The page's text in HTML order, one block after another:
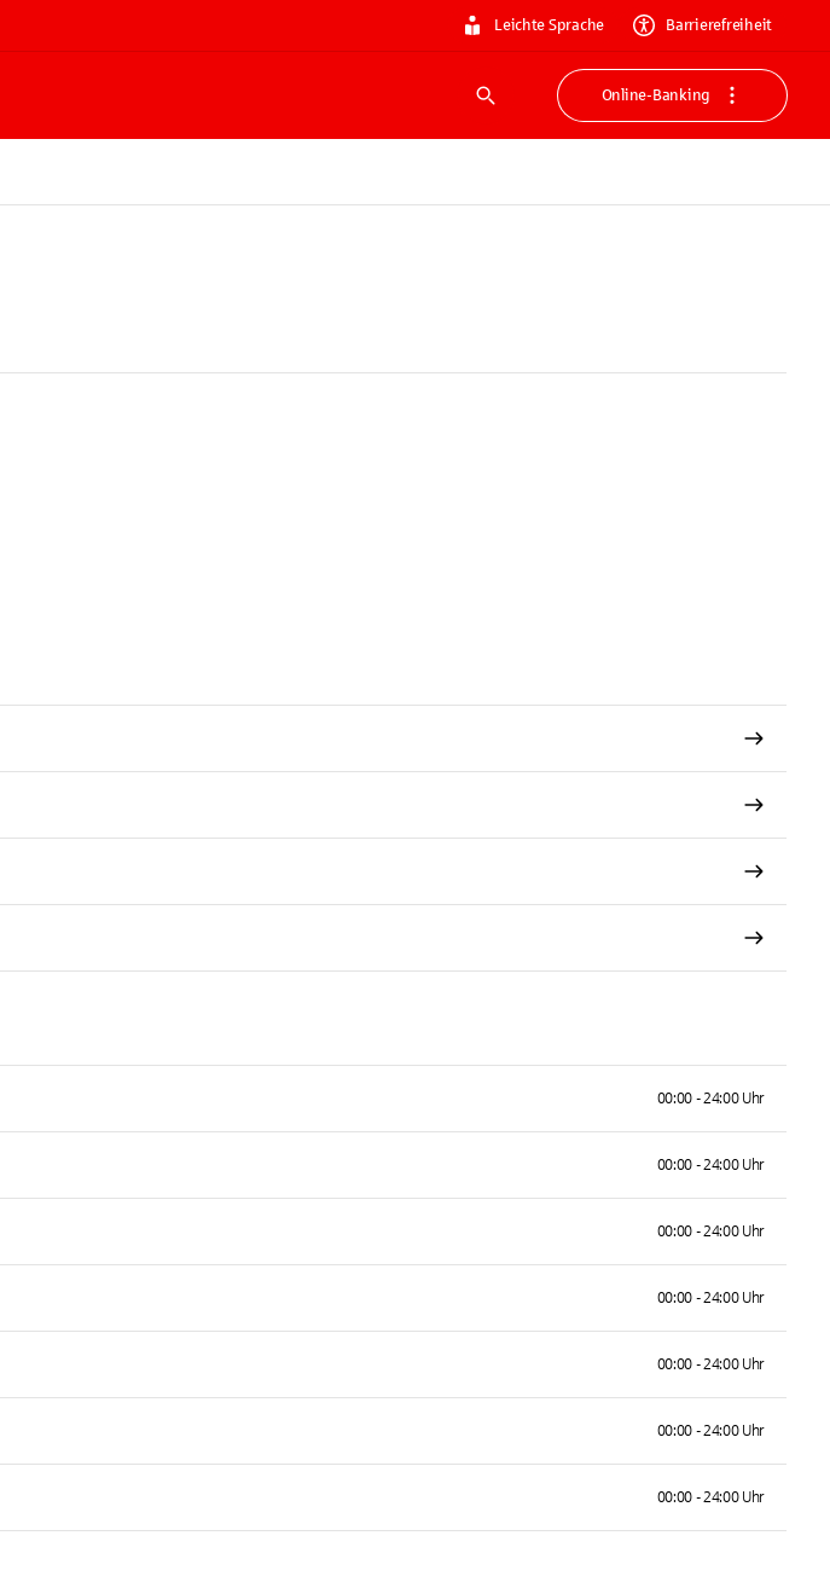
Leichte Sprache Barrierefreiheit
Suche
Online-Banking
00:00 - 24:00 Uhr
00:00 - 24:00 Uhr
00:00 - 24:00 Uhr
00:00 - 24:00 Uhr
00:00 - 24:00 Uhr
00:00 - 24:00 Uhr
00:00 - 24:00 Uhr